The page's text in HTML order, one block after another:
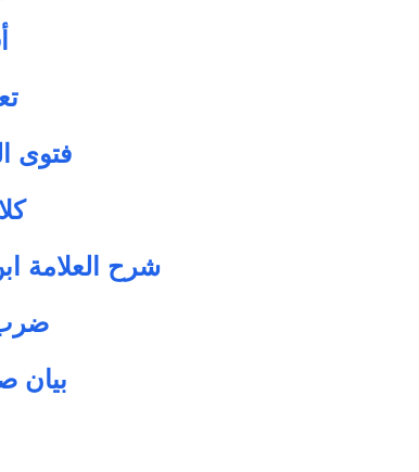
فتوى
شرح العلامة
ضرب
بيان